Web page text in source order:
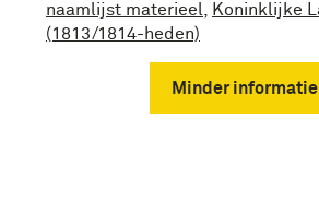
naamlijst materieel
Koninklijke
(1813/1814-heden)
Minder informatie